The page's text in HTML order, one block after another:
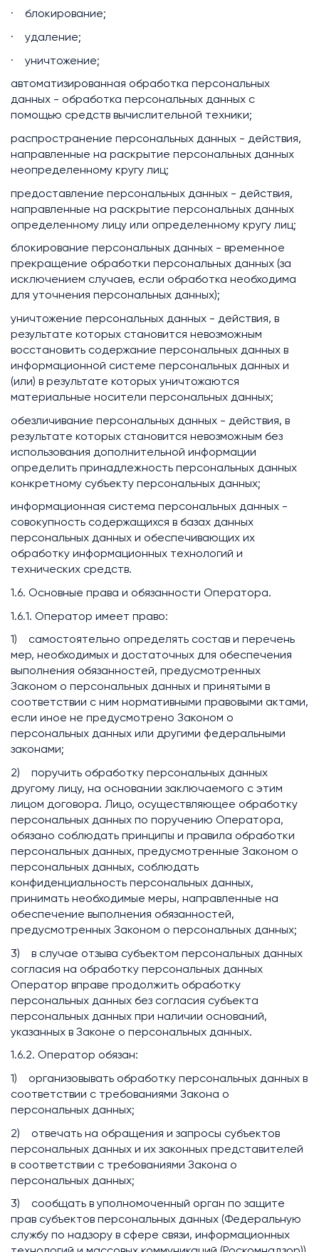
· блокирование;
· удаление;
· уничтожение;
автоматизированная обработка персональных
данных - обработка персональных данных с
помощью средств вычислительной техники;
распространение персональных данных - действия,
направленные на раскрытие персональных данных
неопределенному кругу лиц;
предоставление персональных данных - действия,
направленные на раскрытие персональных данных
определенному лицу или определенному кругу лиц;
блокирование персональных данных - временное
прекращение обработки персональных данных (за
исключением случаев, если обработка необходима
для уточнения персональных данных);
уничтожение персональных данных - действия, в
результате которых становится невозможным
восстановить содержание персональных данных в
информационной системе персональных данных и
(или) в результате которых уничтожаются
материальные носители персональных данных;
обезличивание персональных данных - действия, в
результате которых становится невозможным без
использования дополнительной информации
определить принадлежность персональных данных
конкретному субъекту персональных данных;
информационная система персональных данных -
совокупность содержащихся в базах данных
персональных данных и обеспечивающих их
обработку информационных технологий и
технических средств.
1.6. Основные права и обязанности Оператора.
1.6.1. Оператор имеет право:
1) самостоятельно определять состав и перечень
мер, необходимых и достаточных для обеспечения
выполнения обязанностей, предусмотренных
Законом о персональных данных и принятыми в
соответствии с ним нормативными правовыми актами,
если иное не предусмотрено Законом о
персональных данных или другими федеральными
законами;
2) поручить обработку персональных данных
другому лицу, на основании заключаемого с этим
лицом договора. Лицо, осуществляющее обработку
персональных данных по поручению Оператора,
обязано соблюдать принципы и правила обработки
персональных данных, предусмотренные Законом о
персональных данных, соблюдать
конфиденциальность персональных данных,
принимать необходимые меры, направленные на
обеспечение выполнения обязанностей,
предусмотренных Законом о персональных данных;
3) в случае отзыва субъектом персональных данных
согласия на обработку персональных данных
Оператор вправе продолжить обработку
персональных данных без согласия субъекта
персональных данных при наличии оснований,
указанных в Законе о персональных данных.
1.6.2. Оператор обязан:
1) организовывать обработку персональных данных в
соответствии с требованиями Закона о
персональных данных;
2) отвечать на обращения и запросы субъектов
персональных данных и их законных представителей
в соответствии с требованиями Закона о
персональных данных;
3) сообщать в уполномоченный орган по защите
прав субъектов персональных данных (Федеральную
службу по надзору в сфере связи, информационных